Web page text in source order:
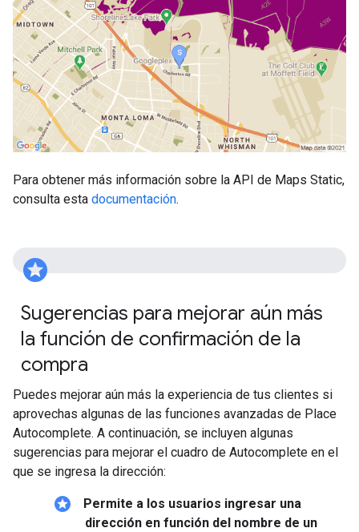
Para obtener más información sobre la API de Maps Static,
consulta esta documentación.
stars
Sugerencias para mejorar aún más
la función de confirmación de la
compra
Puedes mejorar aún más la experiencia de tus clientes si
aprovechas algunas de las funciones avanzadas de Place
Autocomplete. A continuación, se incluyen algunas
sugerencias para mejorar el cuadro de Autocomplete en el
que se ingresa la dirección:
stars
Permite a los usuarios ingresar una
dirección en función del nombre de un